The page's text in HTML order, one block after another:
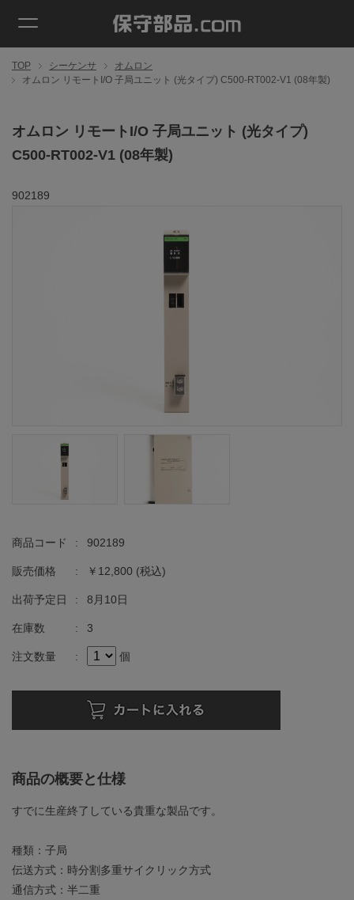
TOP シーケンサ
オムロン
オムロン リモートI/O 子局ユニット (光タイプ) C500-RT002-V1 (08年製)
オムロン リモートI/O 子局ユニット (光タイプ)
C500-RT002-V1 (08年製)
902189
商品コード : 902189
販売価格 : ￥12,800 (税込)
出荷予定日 : 8月10日
在庫数 : 3
注文数量 : 個
商品の概要と仕様
すでに生産終了している貴重な製品です。
種類：子局
伝送方式：時分割多重サイクリック方式
通信方式：半二重